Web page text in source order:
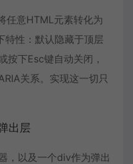
任意HTML元素转化为
特性：默认隐藏于顶层
下Esc键自动关闭，
关系。实现这一切只
出层
，以及一个div作为弹出